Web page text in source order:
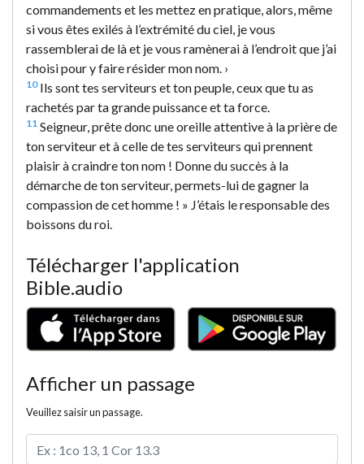
commandements et les mettez en pratique, alors, même
si vous êtes exilés à l’extrémité du ciel, je vous
rassemblerai de là et je vous ramènerai à l’endroit que j’ai
choisi pour y faire résider mon nom. ›
10Ils sont tes serviteurs et ton peuple, ceux que tu as
rachetés par ta grande puissance et ta force.
11 Seigneur, prête donc une oreille attentive à la prière de
ton serviteur et à celle de tes serviteurs qui prennent
plaisir à craindre ton nom ! Donne du succès à la
démarche de ton serviteur, permets-lui de gagner la
compassion de cet homme ! » J’étais le responsable des
boissons du roi.
Télécharger l'application
Bible.audio
Afficher un passage
Veuillez saisir un passage.